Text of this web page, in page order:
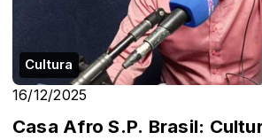
Cultura
16/12/2025
Casa Afro S.P. Brasil: